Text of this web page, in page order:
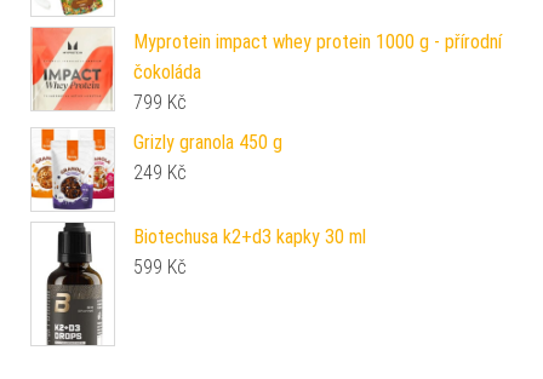
Myprotein impact whey protein 1000 g - přírodní
čokoláda
799 Kč
Grizly granola 450 g
249 Kč
Biotechusa k2+d3 kapky 30 ml
599 Kč